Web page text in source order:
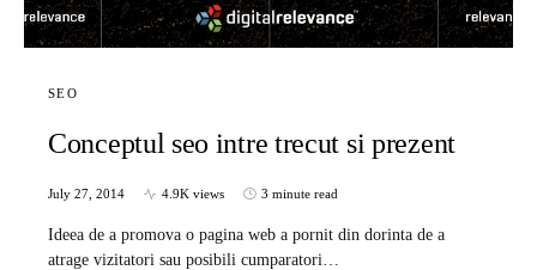
SEO
Conceptul seo intre trecut si prezent
July 27, 2014 4.9K views 3 minute read
Ideea de a promova o pagina web a pornit din dorinta de a
atrage vizitatori sau posibili cumparatori…